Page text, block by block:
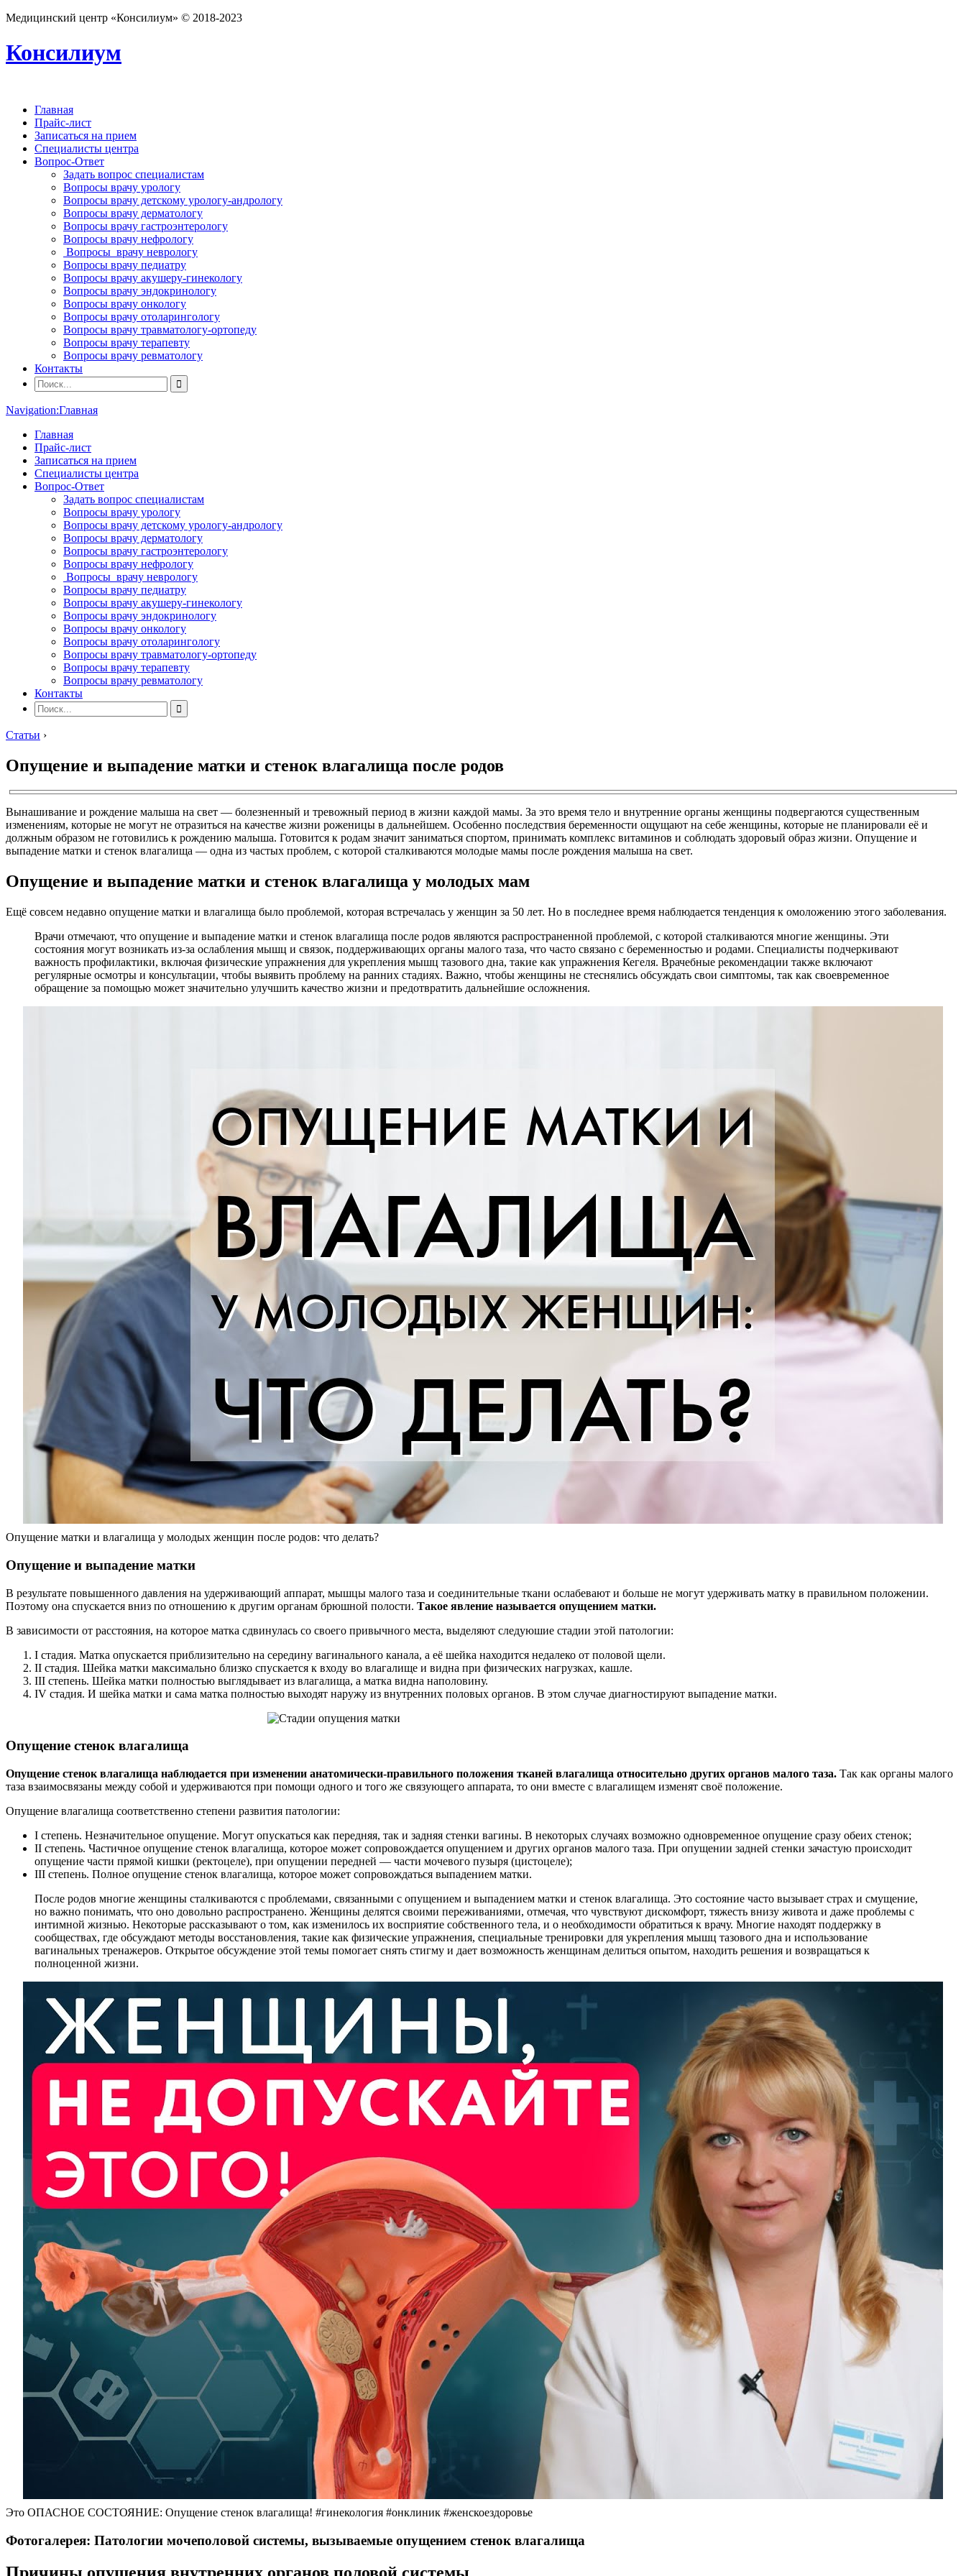
Медицинский центр «Консилиум» © 2018-2023
Консилиум
Главная
Прайс-лист
Записаться на прием
Специалисты центра
Вопрос-Ответ
Задать вопрос специалистам
Вопросы врачу урологу
Вопросы врачу детскому урологу-андрологу
Вопросы врачу дерматологу
Вопросы врачу гастроэнтерологу
Вопросы врачу нефрологу
Вопросы врачу неврологу
Вопросы врачу педиатру
Вопросы врачу акушеру-гинекологу
Вопросы врачу эндокринологу
Вопросы врачу онкологу
Вопросы врачу отоларингологу
Вопросы врачу травматологу-ортопеду
Вопросы врачу терапевту
Вопросы врачу ревматологу
Контакты
Navigation:Главная
Главная
Прайс-лист
Записаться на прием
Специалисты центра
Вопрос-Ответ
Задать вопрос специалистам
Вопросы врачу урологу
Вопросы врачу детскому урологу-андрологу
Вопросы врачу дерматологу
Вопросы врачу гастроэнтерологу
Вопросы врачу нефрологу
Вопросы врачу неврологу
Вопросы врачу педиатру
Вопросы врачу акушеру-гинекологу
Вопросы врачу эндокринологу
Вопросы врачу онкологу
Вопросы врачу отоларингологу
Вопросы врачу травматологу-ортопеду
Вопросы врачу терапевту
Вопросы врачу ревматологу
Контакты
Статьи ›
Опущение и выпадение матки и стенок влагалища после родов
Вынашивание и рождение малыша на свет — болезненный и тревожный период в жизни каждой мамы. За это время тело и внутренние органы женщины подвергаются существенным
изменениям, которые не могут не отразиться на качестве жизни роженицы в дальнейшем. Особенно последствия беременности ощущают на себе женщины, которые не планировали её и
должным образом не готовились к рождению малыша. Готовится к родам значит заниматься спортом, принимать комплекс витаминов и соблюдать здоровый образ жизни. Опущение и
выпадение матки и стенок влагалища — одна из частых проблем, с которой сталкиваются молодые мамы после рождения малыша на свет.
Опущение и выпадение матки и стенок влагалища у молодых мам
Ещё совсем недавно опущение матки и влагалища было проблемой, которая встречалась у женщин за 50 лет. Но в последнее время наблюдается тенденция к омоложению этого заболевания.
Врачи отмечают, что опущение и выпадение матки и стенок влагалища после родов являются распространенной проблемой, с которой сталкиваются многие женщины. Эти
состояния могут возникать из-за ослабления мышц и связок, поддерживающих органы малого таза, что часто связано с беременностью и родами. Специалисты подчеркивают
важность профилактики, включая физические упражнения для укрепления мышц тазового дна, такие как упражнения Кегеля. Врачебные рекомендации также включают
регулярные осмотры и консультации, чтобы выявить проблему на ранних стадиях. Важно, чтобы женщины не стеснялись обсуждать свои симптомы, так как своевременное
обращение за помощью может значительно улучшить качество жизни и предотвратить дальнейшие осложнения.
Опущение матки и влагалища у молодых женщин после родов: что делать?
Опущение и выпадение матки
В результате повышенного давления на удерживающий аппарат, мышцы малого таза и соединительные ткани ослабевают и больше не могут удерживать матку в правильном положении.
Поэтому она спускается вниз по отношению к другим органам брюшной полости. Такое явление называется опущением матки.
В зависимости от расстояния, на которое матка сдвинулась со своего привычного места, выделяют следуюшие стадии этой патологии:
I стадия. Матка опускается приблизительно на середину вагинального канала, а её шейка находится недалеко от половой щели.
II стадия. Шейка матки максимально близко спускается к входу во влагалище и видна при физических нагрузках, кашле.
III степень. Шейка матки полностью выглядывает из влагалища, а матка видна наполовину.
IV стадия. И шейка матки и сама матка полностью выходят наружу из внутренних половых органов. В этом случае диагностируют выпадение матки.
Опущение стенок влагалища
Опущение стенок влагалища наблюдается при изменении анатомически-правильного положения тканей влагалища относительно других органов малого таза. Так как органы малого
таза взаимосвязаны между собой и удерживаются при помощи одного и того же связующего аппарата, то они вместе с влагалищем изменят своё положение.
Опущение влагалища соответственно степени развития патологии:
I степень. Незначительное опущение. Могут опускаться как передняя, так и задняя стенки вагины. В некоторых случаях возможно одновременное опущение сразу обеих стенок;
II степень. Частичное опущение стенок влагалища, которое может сопровождается опущением и других органов малого таза. При опущении задней стенки зачастую происходит
опущение части прямой кишки (ректоцеле), при опущении передней — части мочевого пузыря (цистоцеле);
III степень. Полное опущение стенок влагалища, которое может сопровождаться выпадением матки.
После родов многие женщины сталкиваются с проблемами, связанными с опущением и выпадением матки и стенок влагалища. Это состояние часто вызывает страх и смущение,
но важно понимать, что оно довольно распространено. Женщины делятся своими переживаниями, отмечая, что чувствуют дискомфорт, тяжесть внизу живота и даже проблемы с
интимной жизнью. Некоторые рассказывают о том, как изменилось их восприятие собственного тела, и о необходимости обратиться к врачу. Многие находят поддержку в
сообществах, где обсуждают методы восстановления, такие как физические упражнения, специальные тренировки для укрепления мышц тазового дна и использование
вагинальных тренажеров. Открытое обсуждение этой темы помогает снять стигму и дает возможность женщинам делиться опытом, находить решения и возвращаться к
полноценной жизни.
Это ОПАСНОЕ СОСТОЯНИЕ: Опущение стенок влагалища! #гинекология #онклиник #женскоездоровье
Фотогалерея: Патологии мочеполовой системы, вызываемые опущением стенок влагалища
Причины опущения внутренних органов половой системы